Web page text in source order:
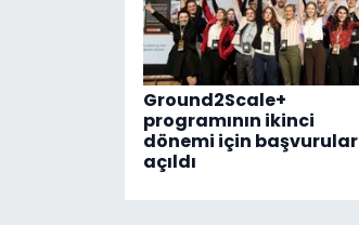
Ground2Scale+
programının ikinci
dönemi için başvurular
açıldı